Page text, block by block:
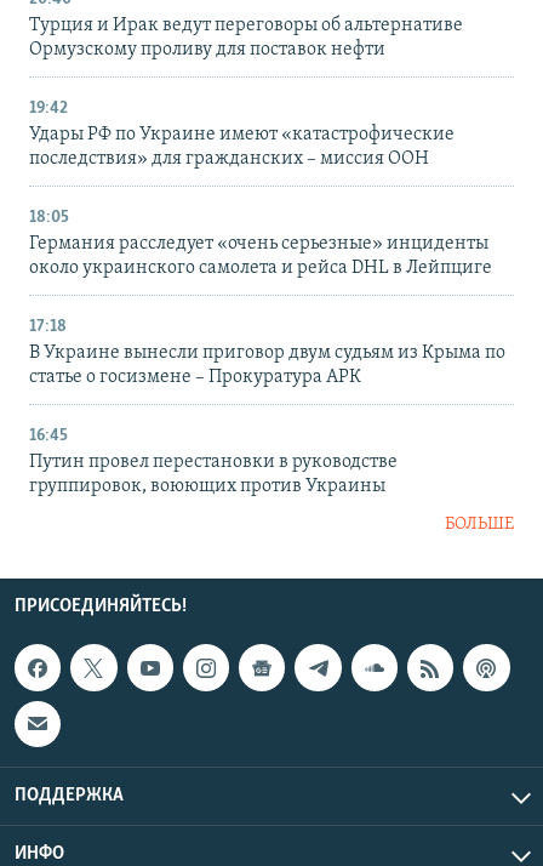
Турция и Ирак ведут переговоры об альтернативе
Ормузскому проливу для поставок нефти
19:42
Удары РФ по Украине имеют «катастрофические
последствия» для гражданских – миссия ООН
18:05
Германия расследует «очень серьезные» инциденты
около украинского самолета и рейса DHL в Лейпциге
17:18
В Украине вынесли приговор двум судьям из Крыма по
статье о госизмене – Прокуратура АРК
16:45
Путин провел перестановки в руководстве
группировок, воюющих против Украины
БОЛЬШЕ
ПРИСОЕДИНЯЙТЕСЬ!
ПОДДЕРЖКА
ИНФО